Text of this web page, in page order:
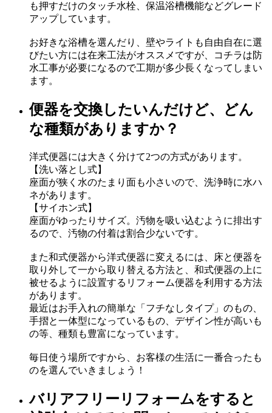
も押すだけのタッチ水栓、保温浴槽機能などグレード
アップしています。
お好きな浴槽を選んだり、壁やライトも自由自在に選
びたい方には在来工法がオススメですが、コチラは防
水工事が必要になるので工期が多少長くなってしまい
ます。
便器を交換したいんだけど、どん
な種類がありますか？
洋式便器には大きく分けて2つの方式があります。
【洗い落とし式】
座面が狭く水のたまり面も小さいので、洗浄時に水ハ
ネがあります。
【サイホン式】
座面がゆったりサイズ。汚物を吸い込むように排出す
るので、汚物の付着は割合少ないです。
また和式便器から洋式便器に変えるには、床と便器を
取り外して一から取り替える方法と、和式便器の上に
被せるように設置するリフォーム便器を利用する方法
があります。
最近はお手入れの簡単な「フチなしタイプ」のもの、
手摺と一体型になっているもの、デザイン性が高いも
の等、種類も豊富になっています。
毎日使う場所ですから、お客様の生活に一番合ったも
のを選んでいきましょう！
バリアフリーリフォームをすると